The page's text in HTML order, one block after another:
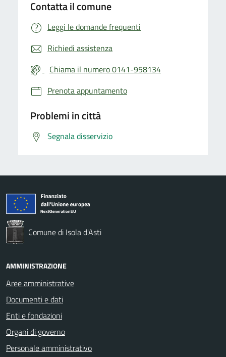
Contatta il comune
Leggi le domande frequenti
Richiedi assistenza
Chiama il numero 0141-958134
Prenota appuntamento
Problemi in città
Segnala disservizio
Comune di Isola d'Asti
AMMINISTRAZIONE
Aree amministrative
Documenti e dati
Enti e fondazioni
Organi di governo
Personale amministrativo